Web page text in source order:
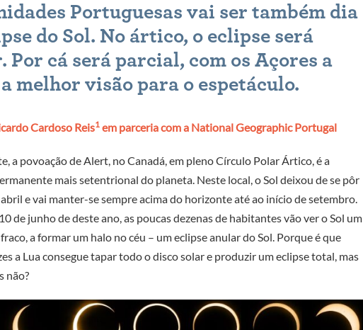
Portuguesas vai ser também dia
do Sol. No ártico, o eclipse será
Por cá será parcial, com os Açores a
melhor visão para o espetáculo.
Cardoso Reis1 em parceria com a National Geographic Portugal
a povoação de Alert, no Canadá, em pleno Círculo Polar Ártico, é a
mais setentrional do planeta. Neste local, o Sol deixou de se pôr
e vai manter-se sempre acima do horizonte até ao início de setembro.
de junho de deste ano, as poucas dezenas de habitantes vão ver o Sol um
a formar um halo no céu – um eclipse anular do Sol. Porque é que
a Lua consegue tapar todo o disco solar e produzir um eclipse total, mas
não?